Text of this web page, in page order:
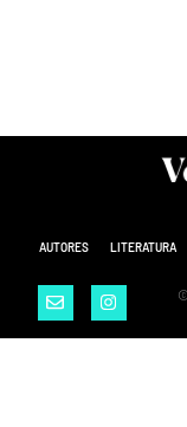
AUTORES LITERATURA